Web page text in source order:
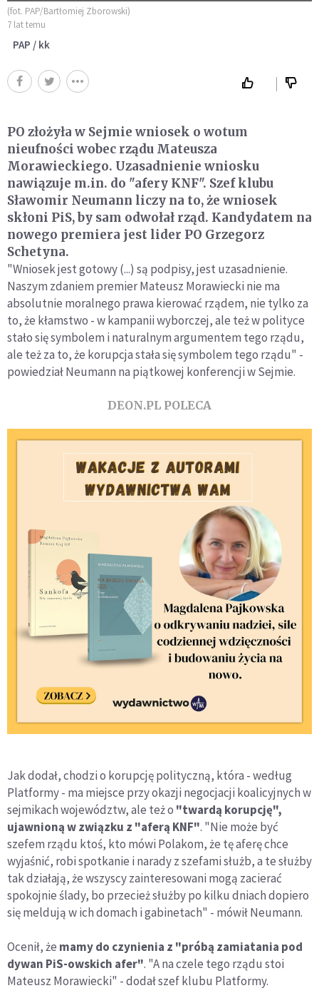
(fot. PAP/Bartłomiej Zborowski)
7 lat temu
PAP / kk
PO złożyła w Sejmie wniosek o wotum
nieufności wobec rządu Mateusza
Morawieckiego. Uzasadnienie wniosku
nawiązuje m.in. do "afery KNF". Szef klubu
Sławomir Neumann liczy na to, że wniosek
skłoni PiS, by sam odwołał rząd. Kandydatem na
nowego premiera jest lider PO Grzegorz
Schetyna.
"Wniosek jest gotowy (...) są podpisy, jest uzasadnienie.
Naszym zdaniem premier Mateusz Morawiecki nie ma
absolutnie moralnego prawa kierować rządem, nie tylko za
to, że kłamstwo - w kampanii wyborczej, ale też w polityce
stało się symbolem i naturalnym argumentem tego rządu,
ale też za to, że korupcja stała się symbolem tego rządu" -
powiedział Neumann na piątkowej konferencji w Sejmie.
DEON.PL POLECA
Jak dodał, chodzi o korupcję polityczną, która - według
Platformy - ma miejsce przy okazji negocjacji koalicyjnych w
sejmikach województw, ale też o "twardą korupcję",
ujawnioną w związku z "aferą KNF". "Nie może być
szefem rządu ktoś, kto mówi Polakom, że tę aferę chce
wyjaśnić, robi spotkanie i narady z szefami służb, a te służby
tak działają, że wszyscy zainteresowani mogą zacierać
spokojnie ślady, bo przecież służby po kilku dniach dopiero
się meldują w ich domach i gabinetach" - mówił Neumann.
Ocenił, że mamy do czynienia z "próbą zamiatania pod
dywan PiS-owskich afer". "A na czele tego rządu stoi
Mateusz Morawiecki" - dodał szef klubu Platformy.